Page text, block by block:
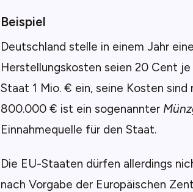
Beispiel
Deutschland stelle in einem Jahr
Herstellungskosten seien 20 Cent
Staat 1 Mio. € ein, seine Kosten
800.000 € ist ein sogenannter
Einnahmequelle für den Staat.
Die EU-Staaten dürfen allerdings
nach Vorgabe der Europäischen